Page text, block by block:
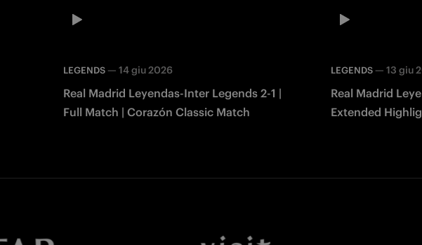
LEGENDS —14 giu 2026
Real Madrid Leyendas-Inter Legends 2-1 |
Full Match | Corazón Classic Match
LEGENDS— 13 giu
Real Madrid
Extended